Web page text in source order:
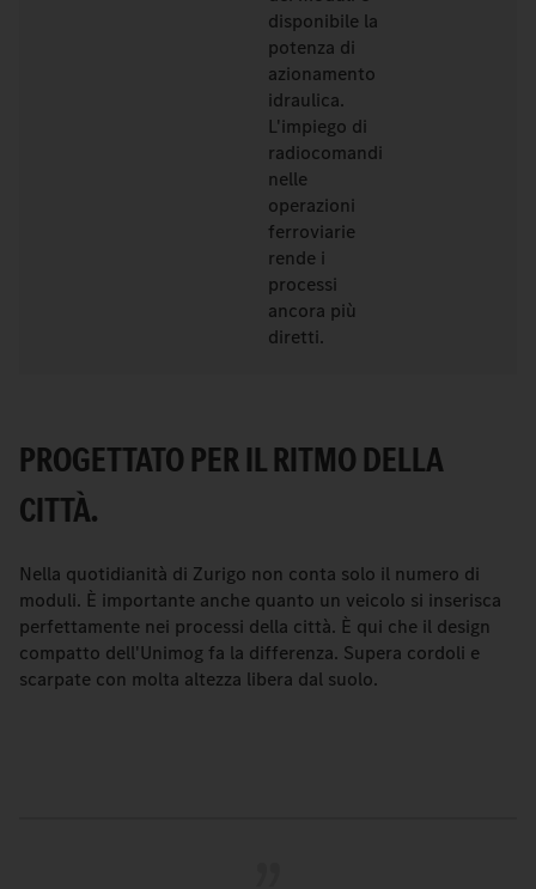
disponibile la
potenza di
azionamento
idraulica.
L'impiego di
radiocomandi
nelle
operazioni
ferroviarie
rende i
processi
ancora più
diretti.
PROGETTATO PER IL RITMO DELLA
CITTÀ.
Nella quotidianità di Zurigo non conta solo il numero di
moduli. È importante anche quanto un veicolo si inserisca
perfettamente nei processi della città. È qui che il design
compatto dell'Unimog fa la differenza. Supera cordoli e
scarpate con molta altezza libera dal suolo.